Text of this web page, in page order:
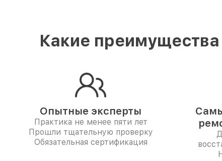
Какие
Опытные эксперты
Практика не менее пяти лет
Прошли тщательную проверку
Обязательная сертификация